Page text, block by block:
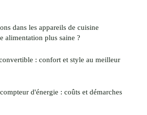
dans les appareils de cuisine
alimentation plus saine ?
: confort et style au meilleur
d'énergie : coûts et démarches